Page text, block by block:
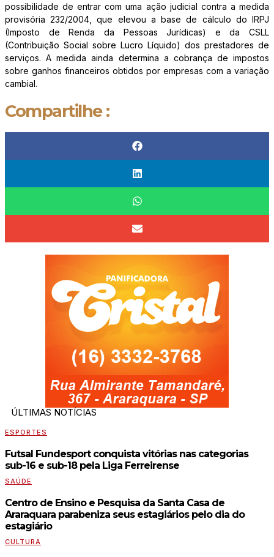
possibilidade de entrar com uma ação judicial contra a medida
provisória 232/2004, que elevou a base de cálculo do IRPJ
(Imposto de Renda da Pessoas Jurídicas) e da CSLL
(Contribuição Social sobre Lucro Líquido) dos prestadores de
serviços. A medida ainda determina a cobrança de impostos
sobre ganhos financeiros obtidos por empresas com a variação
cambial.
Compartilhe :
ÚLTIMAS NOTÍCIAS
ESPORTES
Futsal Fundesport conquista vitórias nas categorias
sub-16 e sub-18 pela Liga Ferreirense
SAÚDE
Centro de Ensino e Pesquisa da Santa Casa de
Araraquara parabeniza seus estagiários pelo dia do
estagiário
CULTURA